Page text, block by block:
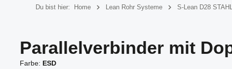
Du bist hier: Home Lean Rohr Systeme S-Lean D28
Parallelverbinder mit
Farbe: ESD